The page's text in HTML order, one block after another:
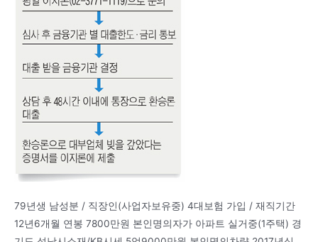
79년생 남성분 / 직장인(사업자보유중) 4대보험 가입 / 재직기간
12년6개월 연봉 7800만원 본인명의자가 아파트 실거중(1주택) 경